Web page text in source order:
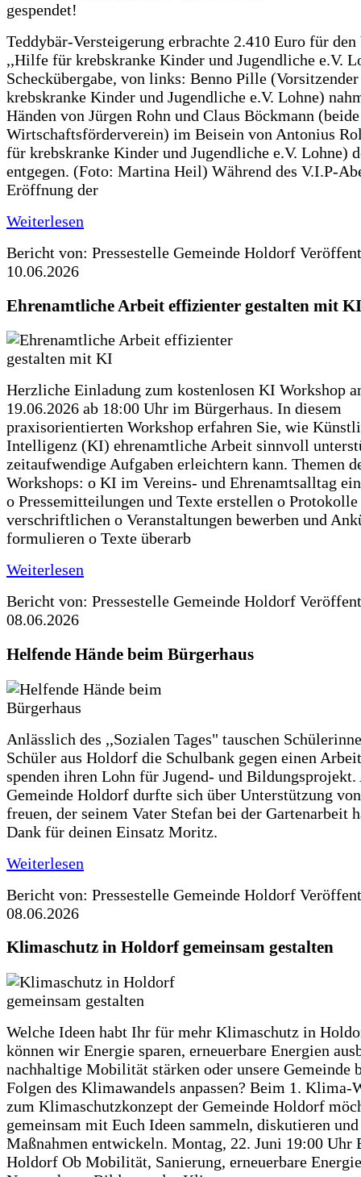
Teddybär-Versteigerung erbrachte 2.410 Euro für den
,,Hilfe für krebskranke Kinder und Jugendliche e.V.
Scheckübergabe, von links: Benno Pille
krebskranke Kinder und Jugendliche e.V. Lohne)
Händen von Jürgen Rohn und Claus Böckmann
Wirtschaftsförderverein) im Beisein von Antonius
für krebskranke Kinder und Jugendliche e.V. Lohne)
entgegen. (Foto: Martina Heil) Während des V.I.P-
Eröffnung der
Weiterlesen
Bericht von: Pressestelle Gemeinde Holdorf
10.06.2026
Ehrenamtliche Arbeit effizienter gestalten mit KI
Herzliche Einladung zum kostenlosen KI Workshop
19.06.2026 ab 18:00 Uhr im Bürgerhaus. In diesem
praxisorientierten Workshop erfahren Sie, wie
Intelligenz (KI) ehrenamtliche Arbeit sinnvoll
zeitaufwendige Aufgaben erleichtern kann. Themen
Workshops: o KI im Vereins- und Ehrenamtsalltag
o Pressemitteilungen und Texte erstellen o
verschriftlichen o Veranstaltungen bewerben und
formulieren o Texte überarb
Weiterlesen
Bericht von: Pressestelle Gemeinde Holdorf
08.06.2026
Helfende Hände beim Bürgerhaus
Anlässlich des ,,Sozialen Tages" tauschen
Schüler aus Holdorf die Schulbank gegen einen
spenden ihren Lohn für Jugend- und Bildungsprojekt.
Gemeinde Holdorf durfte sich über Unterstützung
freuen, der seinem Vater Stefan bei der Gartenarbeit
Dank für deinen Einsatz Moritz.
Weiterlesen
Bericht von: Pressestelle Gemeinde Holdorf
08.06.2026
Klimaschutz in Holdorf gemeinsam gestalten
Welche Ideen habt Ihr für mehr Klimaschutz in
können wir Energie sparen, erneuerbare Energien
nachhaltige Mobilität stärken oder unsere Gemeinde
Folgen des Klimawandels anpassen? Beim 1. Klima-
zum Klimaschutzkonzept der Gemeinde Holdorf
gemeinsam mit Euch Ideen sammeln, diskutieren
Maßnahmen entwickeln. Montag, 22. Juni 19:00 Uhr
Holdorf Ob Mobilität, Sanierung, erneuerbare